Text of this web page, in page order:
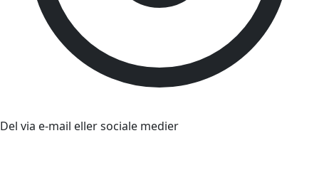
Del via e-mail eller sociale medier